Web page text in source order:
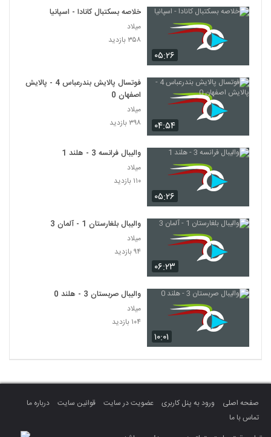
۰۵:۲۶
خلاصه بسکتبال کانادا - اسپانیا
میلاد
۳۵۸ بازدید
۰۴:۵۴
فوتسال پالایش بندرعباس 4 - پالایش
اصفهان 0
میلاد
۳۹۸ بازدید
۰۵:۲۶
والیبال فرانسه 3 - هلند 1
میلاد
۱۱۰ بازدید
۰۶:۲۳
والیبال بلغارستان 1 - آلمان 3
میلاد
۹۴ بازدید
۱۰:۰۱
والیبال صربستان 3 - هلند 0
میلاد
۱۰۴ بازدید
صفحه اصلی ورود به پنل کاربری عضویت در سایت قوانین سایت
درباره ما
تماس با ما